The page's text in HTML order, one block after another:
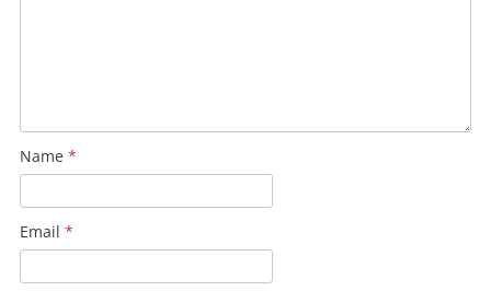
Name *
Email *